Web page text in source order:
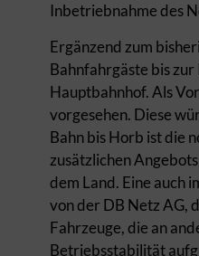
Inbetriebnahme des
Ergänzend zum
Bahnfahrgäste bis
Hauptbahnhof. Als
vorgesehen. Diese
Bahn bis Horb ist die
zusätzlichen
dem Land. Eine auch
von der DB Netz AG,
Fahrzeuge, die an
Betriebsstabilität